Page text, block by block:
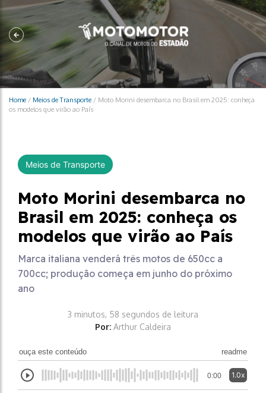
Home / Meios de Transporte / Moto Morini desembarca no Brasil em 2025: conheça
os modelos que virão ao País
Meios de Transporte
Moto Morini desembarca no
Brasil em 2025: conheça os
modelos que virão ao País
Marca italiana venderá três motos de 650cc a
700cc; produção começa em junho do próximo
ano
3 minutos, 58 segundos de leitura
Por: Arthur Caldeira
ouça este conteúdo readme
0:00 1.0x